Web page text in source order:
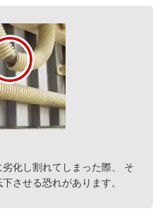
化し割れてしまった際、 そ
させる恐れがあります。